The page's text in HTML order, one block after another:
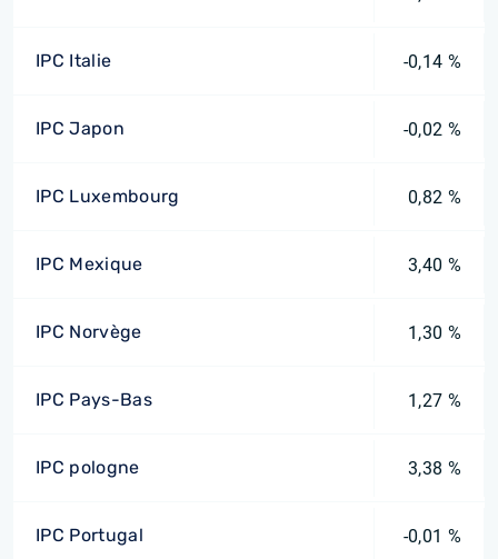
IPC Italie -0,14 %
IPC Japon -0,02 %
IPC Luxembourg 0,82 %
IPC Mexique 3,40 %
IPC Norvège 1,30 %
IPC Pays-Bas 1,27 %
IPC pologne 3,38 %
IPC Portugal -0,01 %